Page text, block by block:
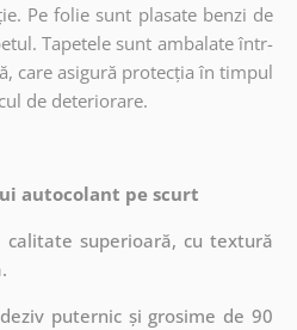
Pe folie sunt plasate benzi de
Tapetele sunt ambalate într-
care asigură protecția în timpul
de deteriorare.
autocolant pe scurt
superioară, cu textură
puternic și grosime de 90